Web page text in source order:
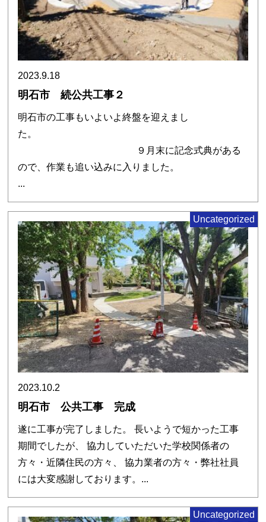
2023.9.18
明石市 続公共工事２
明石市の工事もいよいよ終盤を迎えまし
た。
９月末に記念式典がある
ので、作業も追い込みに入りました。
...
Uncategorized
2023.10.2
明石市 公共工事 完成
遂に工事が完了しました。 長いようで短かった工事
期間でしたが、 協力していただいた学校関係者の
方々・近隣住民の方々、 協力業者の方々・弊社社員
には大変感謝しております。...
Uncategorized